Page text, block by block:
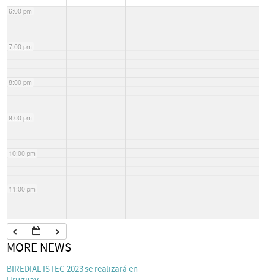
6:00 pm
7:00 pm
8:00 pm
9:00 pm
10:00 pm
11:00 pm
MORE NEWS
BIREDIAL ISTEC 2023 se realizará en